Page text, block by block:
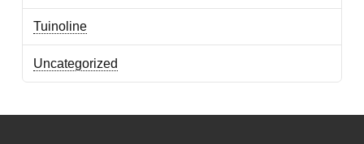
Tuinoline
Uncategorized